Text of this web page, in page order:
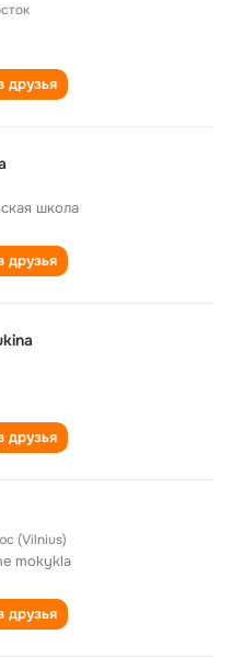
друзья
школа
друзья
друзья
(Vilnius)
mokykla
друзья